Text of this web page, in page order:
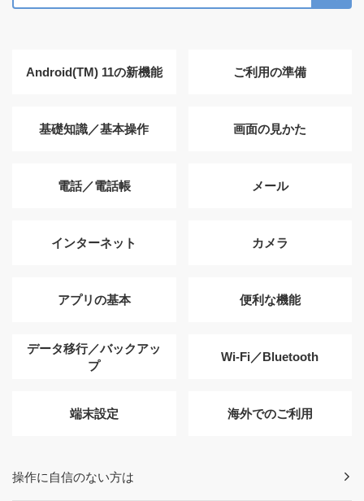
Android(TM) 11の新機能 ご利用の準備
基礎知識／基本操作 画面の見かた
電話／電話帳 メール
インターネット カメラ
アプリの基本 便利な機能
データ移行／バックアッ
プ
Wi-Fi／Bluetooth
端末設定 海外でのご利用
操作に自信のない方は